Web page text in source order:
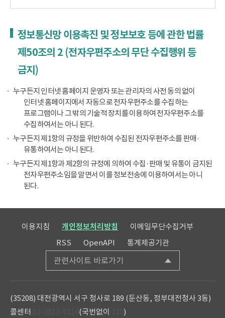
정보통신망 이용촉진 및 정보보호 등에 관한 법률
제50조의 2 (전자우편주소의 무단 수집행위 등
금지)
누구든지 인터넷 홈페이지 운영자 또는 관리자의 사전 동의 없이
인터넷 홈페이지에서 자동으로 전자우편주소를 수집하는
프로그램이나 그 밖의 기술적 장치를 이용하여 전자우편주소를
수집하여서는 아니 된다.
누구든지 제1항의 규정을 위반하여 수집된 전자우편주소를 판매·
유통하여서는 아니 된다.
누구든지 제1항과 제2항의 규정에 의하여 수집·판매 및 유통이 금지된
전자우편주소임을 알면서 이를 정보전송에 이용하여서는 아니
된다.
이용지침 개인정보처리방침
이메일무단수집거부
RSS
OpenAPI 통계제공기관
관련사이트 바로가기
(35208) 대전광역시 서구 청사로 189 (둔산동, 정부대전청사 3동)
콜센터
(국번없이 )